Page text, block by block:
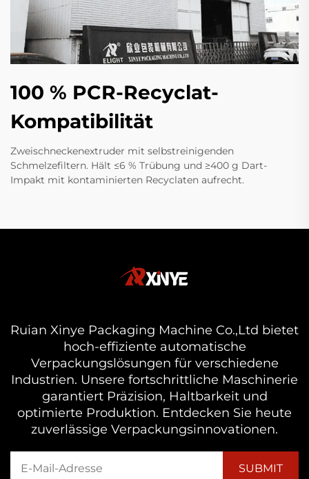
100 % PCR-Recyclat-
Kompatibilität
Zweischneckenextruder mit selbstreinigenden
Schmelzefiltern. Hält ≤6 % Trübung und ≥400 g Dart-
Impakt mit kontaminierten Recyclaten aufrecht.
Ruian Xinye Packaging Machine Co.,Ltd bietet
hoch-effiziente automatische
Verpackungslösungen für verschiedene
Industrien. Unsere fortschrittliche Maschinerie
garantiert Präzision, Haltbarkeit und
optimierte Produktion. Entdecken Sie heute
zuverlässige Verpackungsinnovationen.